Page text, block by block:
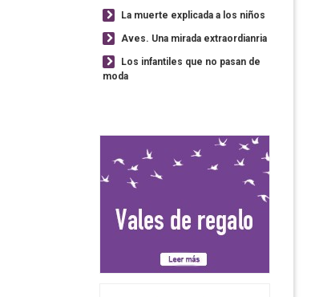
La muerte explicada a los niños
Aves. Una mirada extraordianria
Los infantiles que no pasan de
moda